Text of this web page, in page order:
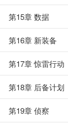
第15章 数据
第16章 新装备
第17章 惊雷行动
第18章 后备计划
第19章 侦察